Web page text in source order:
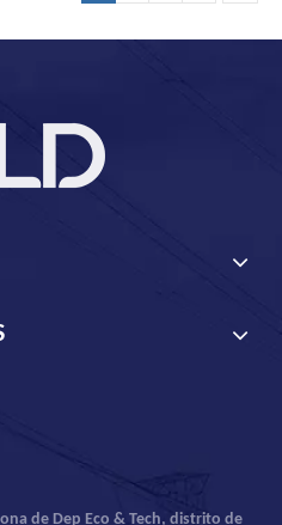
de Dep Eco & Tech, distrito de